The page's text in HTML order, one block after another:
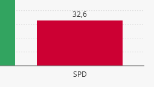
SPD
32,6